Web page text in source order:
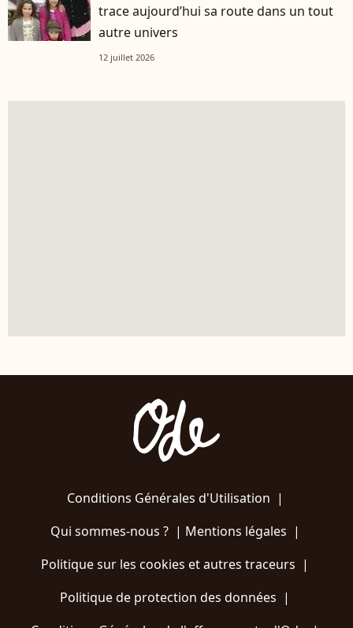
trace aujourd’hui sa route dans un tout
autre univers
12 juillet 2026
Conditions Générales d'Utilisation |
Qui sommes-nous ?| Mentions légales |
Politique sur les cookies et autres traceurs |
Politique de protection des données |